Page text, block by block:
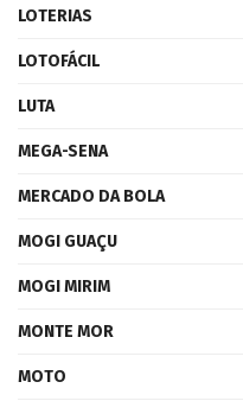
LOTERIAS
LOTOFÁCIL
LUTA
MEGA-SENA
MERCADO DA BOLA
MOGI GUAÇU
MOGI MIRIM
MONTE MOR
MOTO